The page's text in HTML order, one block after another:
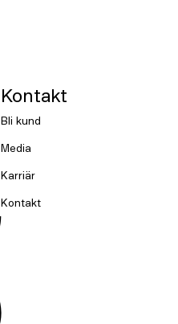
Kontakt
Bli kund
Media
Karriär
Kontakt